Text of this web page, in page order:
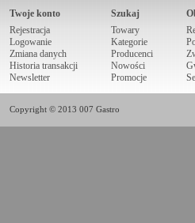
Twoje konto
Rejestracja
Logowanie
Zmiana danych
Historia transakcji
Newsletter
Szukaj
Towary
Kategorie
Producenci
Nowości
Promocje
Copyright © 2013 007 Gastro